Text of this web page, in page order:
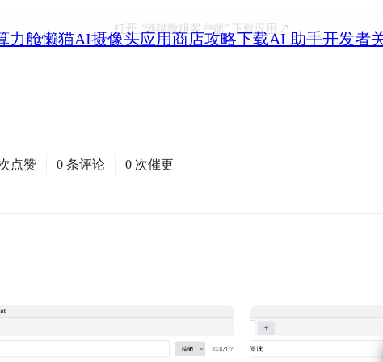
力舱懒猫AI摄像头应用商店攻略下载AI 助手开发者
打开 “懒猫微服客户端”下载应用
点赞 0 条评论 0 次催更